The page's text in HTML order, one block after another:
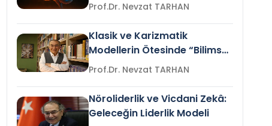
Prof.Dr. Nevzat TARHAN
Klasik ve Karizmatik
Modellerin Ötesinde “Bilimsel
Liderlik”
Prof.Dr. Nevzat TARHAN
Nöroliderlik ve Vicdani Zekâ:
Geleceğin Liderlik Modeli